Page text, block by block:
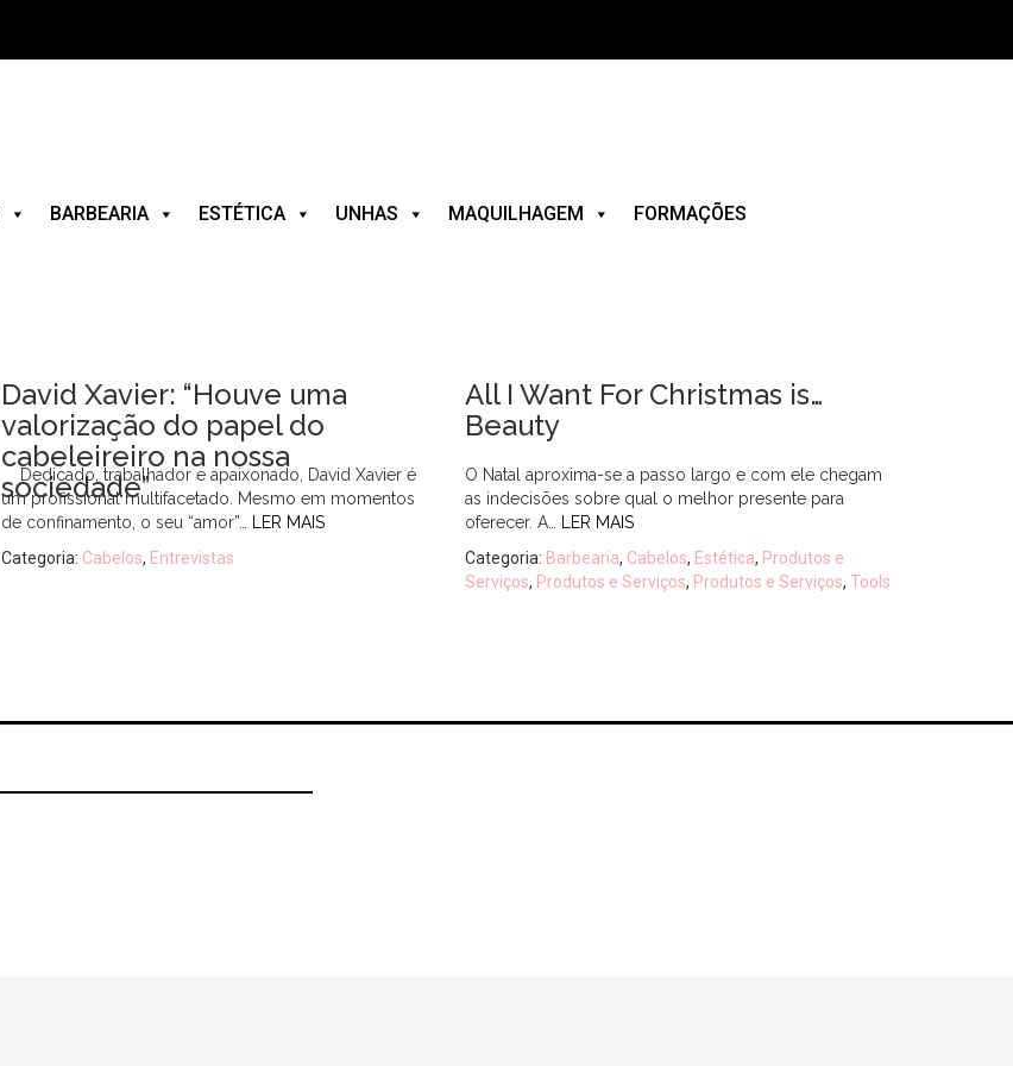
BARBEARIA ESTÉTICA UNHAS MAQUILHAGEM FORMAÇÕES
David Xavier: “Houve uma
valorização do papel do
cabeleireiro na nossa
sociedade”
Dedicado, trabalhador e apaixonado, David Xavier é
um profissional multifacetado. Mesmo em momentos
de confinamento, o seu “amor”…
LER MAIS
Categoria: Cabelos, Entrevistas
All I Want For Christmas is…
Beauty
O Natal aproxima-se a passo largo e com ele chegam
as indecisões sobre qual o melhor presente para
oferecer. A…
LER MAIS
Categoria: Barbearia, Cabelos, Estética, Produtos e
Serviços, Produtos e Serviços, Produtos e Serviços, Tools